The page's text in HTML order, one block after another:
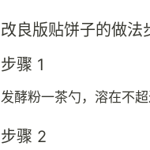
改良版贴饼子的做法
步骤 1
发酵粉一茶勺，溶在不
步骤 2